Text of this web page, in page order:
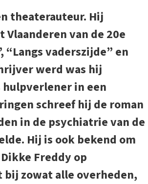
theaterauteur. Hij
van de 20e
“Langs vaderszijde” en
werd was hij
in een
schreef hij de roman
in de psychiatrie van de
Hij is ook bekend om
Freddy op
zowat alle overheden,